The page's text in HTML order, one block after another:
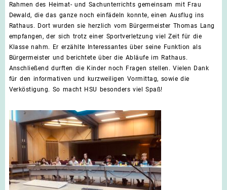
Rahmen des Heimat- und Sachunterrichts gemeinsam mit Frau
Dewald, die das ganze noch einfädeln konnte, einen Ausflug ins
Rathaus. Dort wurden sie herzlich vom Bürgermeister Thomas Lang
empfangen, der sich trotz einer Sportverletzung viel Zeit für die
Klasse nahm. Er erzählte Interessantes über seine Funktion als
Bürgermeister und berichtete über die Abläufe im Rathaus.
Anschließend durften die Kinder noch Fragen stellen. Vielen Dank
für den informativen und kurzweiligen Vormittag, sowie die
Verköstigung. So macht HSU besonders viel Spaß!